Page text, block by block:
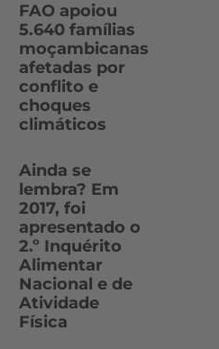
FAO apoiou
5.640 famílias
moçambicanas
afetadas por
conflito e
choques
climáticos
Ainda se
lembra? Em
2017, foi
apresentado o
2.º Inquérito
Alimentar
Nacional e de
Atividade
Física